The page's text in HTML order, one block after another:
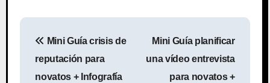
Mini Guía crisis de
reputación para
novatos + Infografía
Mini Guía planificar
una vídeo entrevista
para novatos +